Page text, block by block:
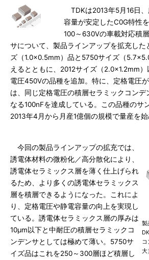
TDKは2013年5月16日
容量が安定したC0G特性
100～630Vの車載対応積
サについて、製品ラインアップを拡充した
ズ（1.0×0.5mm）品と5750サイズ（
えるとともに、2012サイズ（2.0×1.2mm
電圧450Vの品種を追加。特に、定格電圧
は、同じ定格電圧の積層セラミックコンデ
なる100nFを達成している。この品種のサ
2013年4月から月産1億個の規模で量産を始
製
コ
大
今回の製品ラインアップの拡充では、
誘電体材料の微粉化／高分散化により、
誘電体セラミックス層を薄く仕上げられ
るため、より多くの誘電体セラミックス
層を積層できるようになった。これによ
り、定格電圧や静電容量の向上を実現し
ている。誘電体セラミックス層の厚みは
10μm以下と中耐圧の積層セラミックコ
ンデンサとしては極めて薄い。5750サ
イズ品はこれを250～300層ほど積層し